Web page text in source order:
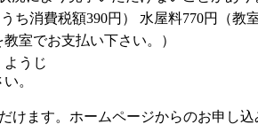
ち消費税額390円） 水屋料770円（教
室でお支払い下さい。）
うじ
。
けます。ホームページからのお申し